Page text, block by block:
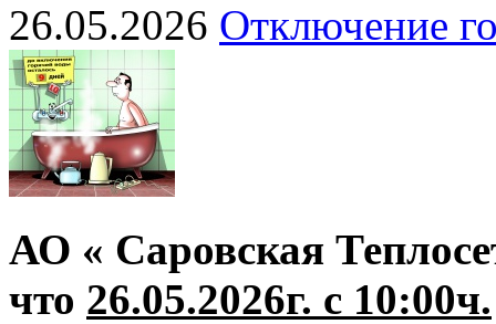
26.05.2026 Отключение
АО « Саровская
что 26.05.2026г. с 10:00ч.